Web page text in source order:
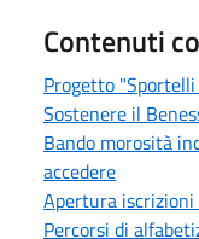
Contenuti
Progetto
Sostenere il
Bando morosità
accedere
Apertura
Percorsi di